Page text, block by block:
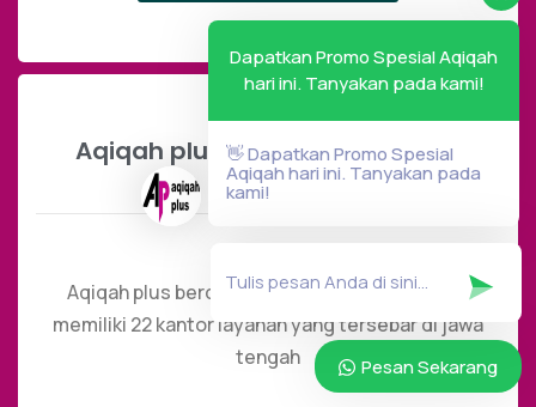
Aqiqah plus sudah berdiri sejak
kapan?
Aqiqah plus berdiri sejak tahun 2011 dan telah
memiliki 22 kantor layanan yang tersebar di jawa
tengah
Dapatkan Promo Spesial Aqiqah
hari ini. Tanyakan pada kami!
👋 Dapatkan Promo Spesial
Aqiqah hari ini. Tanyakan pada
kami!
Pesan Sekarang